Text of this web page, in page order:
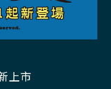
上市